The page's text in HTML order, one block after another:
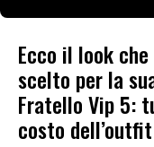
Ecco il look
scelto per la
Fratello Vip 5:
costo dell’outfit